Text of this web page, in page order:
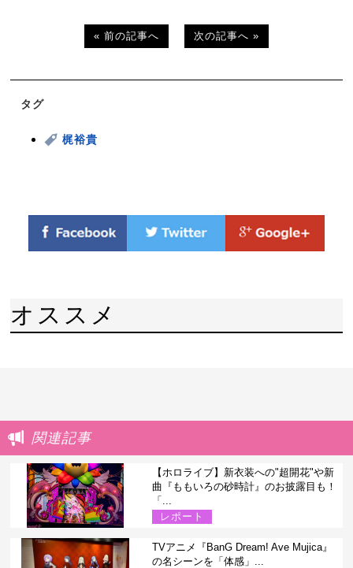
« 前の記事へ 次の記事へ »
タグ
梶裕貴
オススメ
関連記事
【ホロライブ】新衣装への"超開花"や新
曲『ももいろの砂時計』のお披露目も！
「...
レポート
TVアニメ『BanG Dream! Ave Mujica』
の名シーンを「体感」...